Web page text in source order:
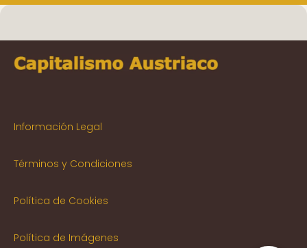
Información Legal
Términos y Condiciones
Política de Cookies
Política de Imágenes